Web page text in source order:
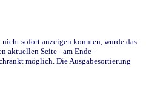
sofort anzeigen konnten, wurde das
aktuellen Seite - am Ende -
möglich. Die Ausgabesortierung